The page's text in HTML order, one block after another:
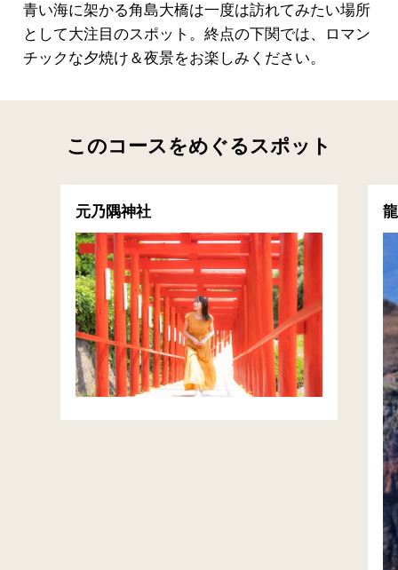
青い海に架かる角島大橋は一度は訪れてみたい場所
として大注目のスポット。終点の下関では、ロマン
チックな夕焼け＆夜景をお楽しみください。
このコースをめぐるスポット
元乃隅神社